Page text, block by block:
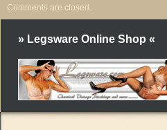
Comments are closed.
» Legsware Online Shop «